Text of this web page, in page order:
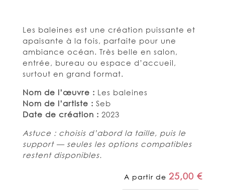
Les baleines est une création puissante et
apaisante à la fois, parfaite pour une
ambiance océan. Très belle en salon,
entrée, bureau ou espace d’accueil,
surtout en grand format.
Nom de l’œuvre : Les baleines
Nom de l’artiste : Seb
Date de création : 2023
Astuce : choisis d’abord la taille, puis le
support — seules les options compatibles
restent disponibles.
A partir de25,00€